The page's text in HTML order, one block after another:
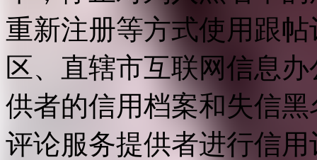
重新注册等方式使用跟
区、直辖市互联网信息
供者的信用档案和失信
评论服务提供者进行信用